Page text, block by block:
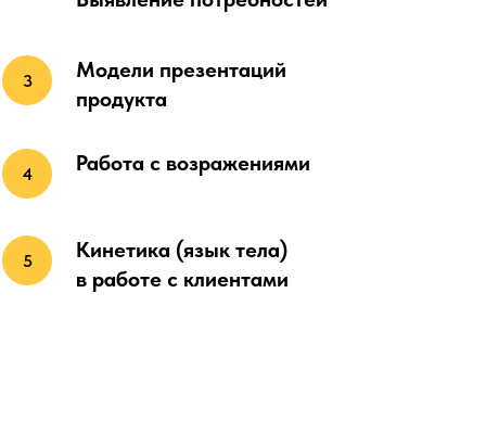
Модели презентаций
продукта
Работа с возражениями
Кинетика (язык тела)
в работе с клиентами